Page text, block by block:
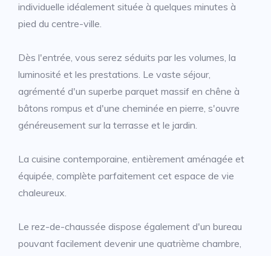
individuelle idéalement située à quelques minutes à
pied du centre-ville.
Dès l'entrée, vous serez séduits par les volumes, la
luminosité et les prestations. Le vaste séjour,
agrémenté d'un superbe parquet massif en chêne à
bâtons rompus et d'une cheminée en pierre, s'ouvre
généreusement sur la terrasse et le jardin.
La cuisine contemporaine, entièrement aménagée et
équipée, complète parfaitement cet espace de vie
chaleureux.
Le rez-de-chaussée dispose également d'un bureau
pouvant facilement devenir une quatrième chambre,